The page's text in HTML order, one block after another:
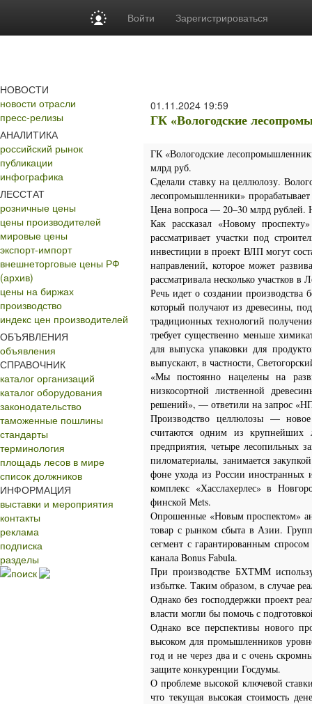
Войти Зарегистрироваться
НОВОСТИ
новости отрасли
пресс-релизы
АНАЛИТИКА
российский рынок
публикации
инфографика
ЛЕССТАТ
розничные цены
цены производителей
мировые цены
экспорт-импорт
внешнеторговые цены РФ
(архив)
цены на биржах
производство
индекс цен производителей
ОБЪЯВЛЕНИЯ
объявления
СПРАВОЧНИК
каталог организаций
каталог оборудования
законодательство
таможенные пошлины
стандарты
терминология
площадь лесов в мире
список должников
ИНФОРМАЦИЯ
выставки и мероприятия
контакты
реклама
подписка
разделы
поиск
01.11.2024 19:59
ГК «Вологодские
ГК «Вологодские
млрд руб.
Сделали ставку на целлюлозу.
лесопромышленники»
Цена вопроса — 20–30 млрд рублей.
Как рассказал «Новому
рассматривает участки под
инвестиции в проект ВЛП могут
направлений, которое может
рассматривала несколько участков
Речь идет о создании
который получают из древесины,
традиционных технологий
требует существенно меньше
для выпуска упаковки для
выпускают, в частности,
«Мы постоянно нацелены на
низкосортной лиственной
решений», — ответили на запрос
Производство целлюлозы —
считаются одним из крупнейших
предприятия, четыре лесопильных
пиломатериалы, занимается
фоне ухода из России
комплекс «Хасслахерлес» в
финской Mets.
Опрошенные «Новым проспектом»
товар с рынком сбыта в Азии.
сегмент с гарантированным
канала Bonus Fabula.
При производстве БХТММ
избытке. Таким образом, в случае
Однако без господдержки проект
власти могли бы помочь с
Однако все перспективы нового
высоком для промышленников
год и не через два и с очень
защите конкуренции Госдумы.
О проблеме высокой ключевой
что текущая высокая стоимость